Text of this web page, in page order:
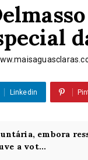
Linkedin
embora
a vot...